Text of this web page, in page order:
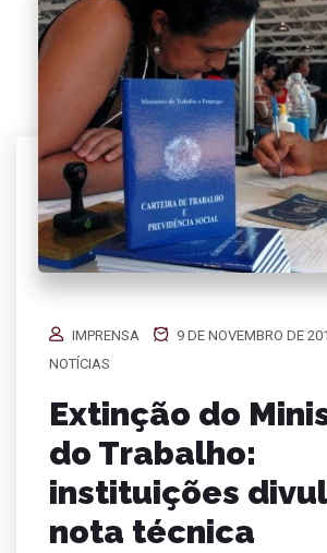
IMPRENSA
9 DE NOVEMBRO DE
NOTÍCIAS
Extinção do
do Trabalho:
instituições
nota técnica